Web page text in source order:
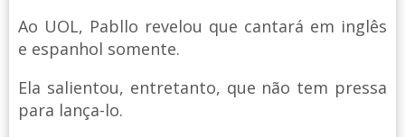
Ao UOL, Pabllo revelou que cantará em inglês
e espanhol somente.
Ela salientou, entretanto, que não tem pressa
para lança-lo.